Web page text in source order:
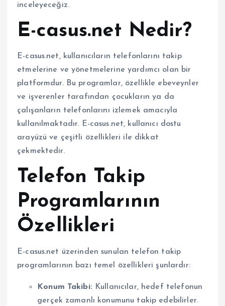
inceleyeceğiz.
E-casus.net Nedir?
E-casus.net, kullanıcıların telefonlarını takip
etmelerine ve yönetmelerine yardımcı olan bir
platformdur. Bu programlar, özellikle ebeveynler
ve işverenler tarafından çocukların ya da
çalışanların telefonlarını izlemek amacıyla
kullanılmaktadır. E-casus.net, kullanıcı dostu
arayüzü ve çeşitli özellikleri ile dikkat
çekmektedir.
Telefon Takip
Programlarının
Özellikleri
E-casus.net üzerinden sunulan telefon takip
programlarının bazı temel özellikleri şunlardır:
Konum Takibi: Kullanıcılar, hedef telefonun
gerçek zamanlı konumunu takip edebilirler.